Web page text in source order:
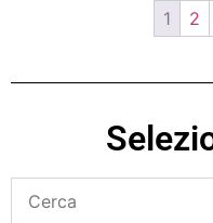
1 2